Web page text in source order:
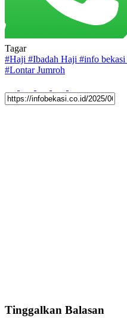
Tagar
#Haji #Ibadah Haji #info bekasi
#Lontar Jumroh
Tinggalkan Balasan